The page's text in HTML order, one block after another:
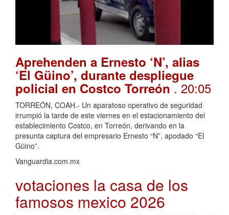
Aprehenden a Ernesto ‘N’, alias
‘El Güino’, durante despliegue
policial en Costco Torreón. 20:05
TORREÓN, COAH.- Un aparatoso operativo de seguridad
irrumpió la tarde de este viernes en el estacionamiento del
establecimiento Costco, en Torreón, derivando en la
presunta captura del empresario Ernesto “N”, apodado “El
Güino”.
Vanguardia.com.mx
votaciones la casa de los
famosos mexico 2026